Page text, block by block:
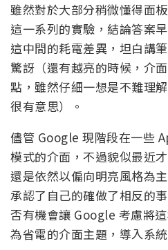
雖然對於大部分稍微懂得面
這一系列的實驗，結論答案
這中間的耗電差異，坦白講
驚訝（還有越亮的時候，介
點，雖然仔細一想是不難理
很有意思）。
儘管 Google 現階段在一些
模式的介面，不過貌似最近
還是依然以偏向明亮風格為
承認了自己的確做了相反的
否有機會讓 Google 考慮將
為省電的介面主題，導入系